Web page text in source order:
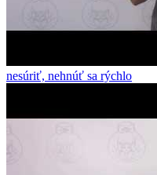
nesúriť, nehnúť sa rýchlo